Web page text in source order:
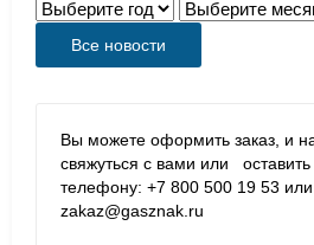
Все новости
Вы можете оформить заказ, и
свяжуться с вами или оставить
телефону: +7 800 500 19 53
zakaz@gasznak.ru